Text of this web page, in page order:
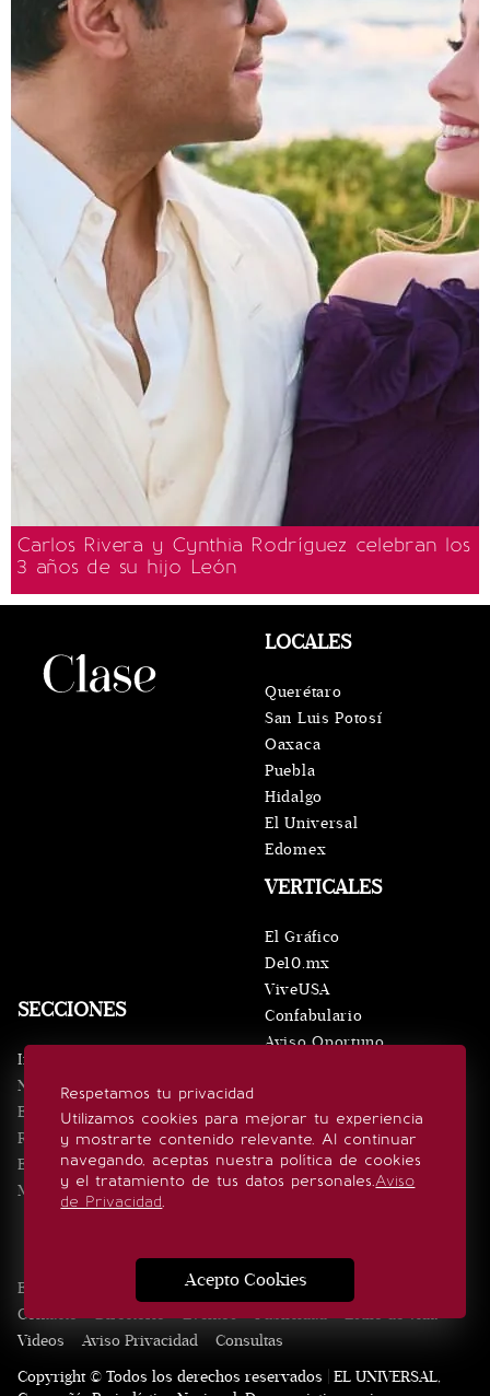
Carlos Rivera y Cynthia Rodríguez celebran los
3 años de su hijo León
Respetamos tu privacidad
Utilizamos cookies para mejorar tu experiencia
y mostrarte contenido relevante. Al continuar
navegando, aceptas nuestra política de cookies
y el tratamiento de tus datos personales.Aviso
de Privacidad.
Acepto Cookies
SECCIONES
Inicio
Noticias
Eventos
Realeza
Estilo de vida
Minuto x Minuto
VERTICALES
El Gráfico
De10.mx
ViveUSA
Confabulario
Aviso Oportuno
LOCALES
Querétaro
San Luis Potosí
Oaxaca
Puebla
Hidalgo
El Universal
Edomex
SÍGUENOS
Edición Impresa Noticias Quiénes somos
Contacto
Directorio Eventos Publicidad
Estilo de vida
Videos
Aviso Privacidad
Consultas
Copyright © Todos los derechos reservados | EL UNIVERSAL,